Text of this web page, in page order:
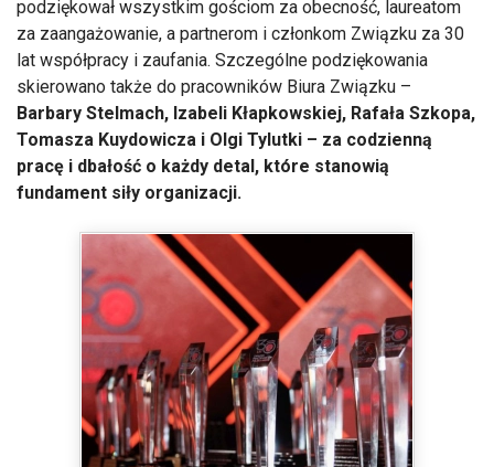
podziękował wszystkim gościom za obecność, laureatom
za zaangażowanie, a partnerom i członkom Związku za 30
lat współpracy i zaufania. Szczególne podziękowania
skierowano także do pracowników Biura Związku –
Barbary Stelmach, Izabeli Kłapkowskiej, Rafała Szkopa,
Tomasza Kuydowicza i Olgi Tylutki – za codzienną
pracę i dbałość o każdy detal, które stanowią
fundament siły organizacji.